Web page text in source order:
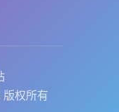
权所有